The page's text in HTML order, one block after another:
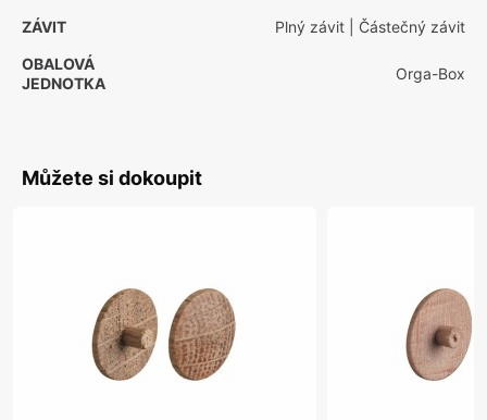
ZÁVIT
Plný závit | Částečný závit
OBALOVÁ
JEDNOTKA
Orga-Box
Můžete si dokoupit